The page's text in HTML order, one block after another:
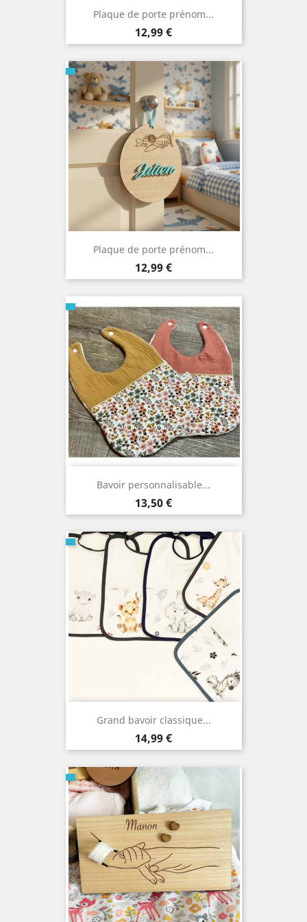
Plaque de porte prénom...
Prix
12,99 €
Plaque de porte prénom...
Prix
12,99 €
Bavoir personnalisable...
Prix
13,50 €
Grand bavoir classique...
Prix
14,99 €